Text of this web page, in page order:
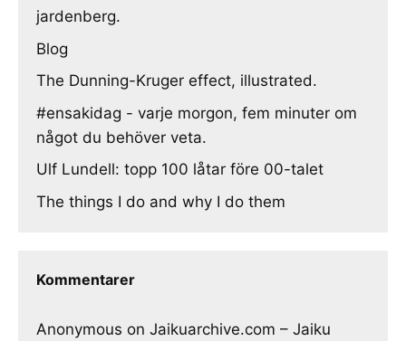
jardenberg.
Blog
The Dunning-Kruger effect, illustrated.
#ensakidag - varje morgon, fem minuter om
något du behöver veta.
Ulf Lundell: topp 100 låtar före 00-talet
The things I do and why I do them
Kommentarer
Anonymous on Jaikuarchive.com – Jaiku